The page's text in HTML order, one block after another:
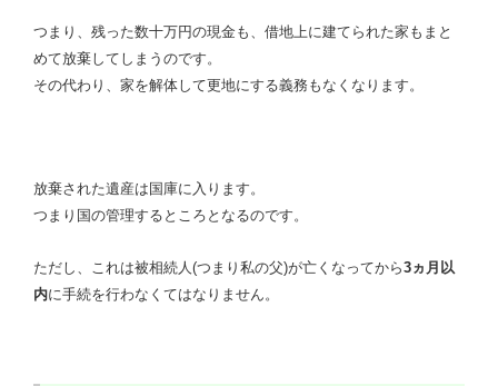
つまり、残った数十万円の現金も、借地上に建てられた家もまと
めて放棄してしまうのです。
その代わり、家を解体して更地にする義務もなくなります。
放棄された遺産は国庫に入ります。
つまり国の管理するところとなるのです。
ただし、これは被相続人(つまり私の父)が亡くなってから3ヵ月以
内に手続を行わなくてはなりません。